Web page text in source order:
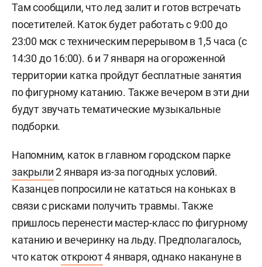
Там сообщили, что лед залит и готов встречать
посетителей. Каток будет работать с 9:00 до
23:00 мск с техническим перерывом в 1,5 часа (с
14:30 до 16:00). 6 и 7 января на огороженной
территории катка пройдут бесплатные занятия
по фигурному катанию. Также вечером в эти дни
будут звучать тематические музыкальные
подборки.
Напомним, каток в главном городском парке
закрыли2 января из-за погодных условий.
Казанцев попросили не кататься на коньках в
связи с рисками получить травмы. Также
пришлось перенести мастер-класс по фигурному
катанию и вечеринку на льду. Предполагалось,
что катокоткроют4 января, однако накануне в